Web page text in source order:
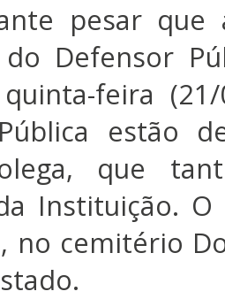
pesar que
Defensor
feira
estão
que
Instituição.
no cemitério